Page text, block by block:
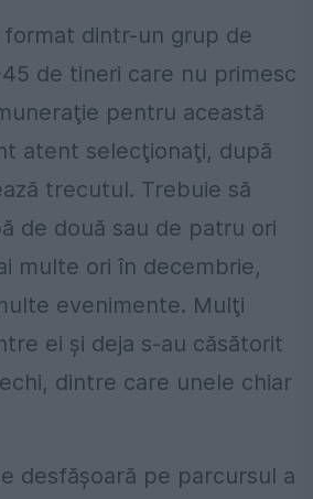
dintr-un grup de
de tineri care nu primesc
pentru această
atent selecţionaţi, după
trecutul. Trebuie să
de două sau de patru ori
multe ori în decembrie,
evenimente. Mulţi
ei şi deja s-au căsătorit
dintre care unele chiar
desfăşoară pe parcursul a